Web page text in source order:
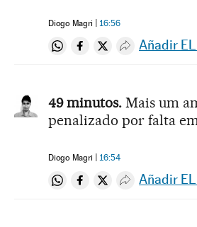
Diogo Magri 16:56
Compartir en Whatsapp
Compartir en
Compartir en
Desplegar
Añadir
49 minutos. Mais um
penalizado por falta
Diogo Magri 16:54
Compartir en Whatsapp
Compartir en
Compartir en
Desplegar
Añadir